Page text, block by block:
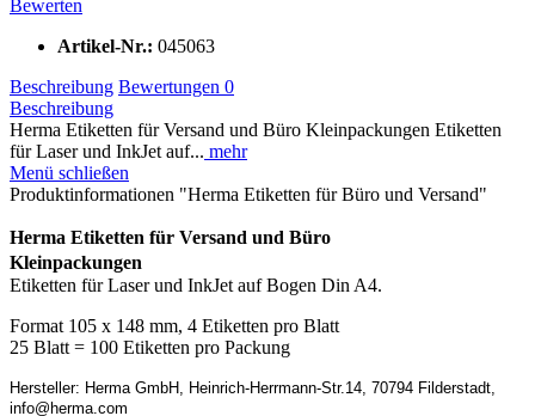
Bewerten
Artikel-Nr.: 045063
Beschreibung Bewertungen 0
Beschreibung
Herma Etiketten für Versand und Büro Kleinpackungen Etiketten
für Laser und InkJet auf... mehr
Menü schließen
Produktinformationen "Herma Etiketten für Büro und Versand"
Herma Etiketten für Versand und Büro
Kleinpackungen
Etiketten für Laser und InkJet auf Bogen Din A4.
Format 105 x 148 mm, 4 Etiketten pro Blatt
25 Blatt = 100 Etiketten pro Packung
Hersteller: Herma GmbH, Heinrich-Herrmann-Str.14, 70794 Filderstadt,
info@herma.com